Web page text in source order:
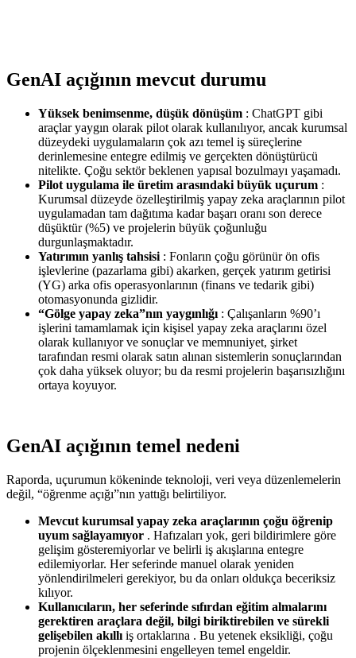
GenAI açığının mevcut durumu
Yüksek benimsenme, düşük dönüşüm : ChatGPT gibi
araçlar yaygın olarak pilot olarak kullanılıyor, ancak kurumsal
düzeydeki uygulamaların çok azı temel iş süreçlerine
derinlemesine entegre edilmiş ve gerçekten dönüştürücü
nitelikte. Çoğu sektör beklenen yapısal bozulmayı yaşamadı.
Pilot uygulama ile üretim arasındaki büyük uçurum :
Kurumsal düzeyde özelleştirilmiş yapay zeka araçlarının pilot
uygulamadan tam dağıtıma kadar başarı oranı son derece
düşüktür (%5) ve projelerin büyük çoğunluğu
durgunlaşmaktadır.
Yatırımın yanlış tahsisi : Fonların çoğu görünür ön ofis
işlevlerine (pazarlama gibi) akarken, gerçek yatırım getirisi
(YG) arka ofis operasyonlarının (finans ve tedarik gibi)
otomasyonunda gizlidir.
“Gölge yapay zeka”nın yaygınlığı : Çalışanların %90’ı
işlerini tamamlamak için kişisel yapay zeka araçlarını özel
olarak kullanıyor ve sonuçlar ve memnuniyet, şirket
tarafından resmi olarak satın alınan sistemlerin sonuçlarından
çok daha yüksek oluyor; bu da resmi projelerin başarısızlığını
ortaya koyuyor.
GenAI açığının temel nedeni
Raporda, uçurumun kökeninde teknoloji, veri veya düzenlemelerin
değil, “öğrenme açığı”nın yattığı belirtiliyor.
Mevcut kurumsal yapay zeka araçlarının çoğu öğrenip
uyum sağlayamıyor . Hafızaları yok, geri bildirimlere göre
gelişim gösteremiyorlar ve belirli iş akışlarına entegre
edilemiyorlar. Her seferinde manuel olarak yeniden
yönlendirilmeleri gerekiyor, bu da onları oldukça beceriksiz
kılıyor.
Kullanıcıların, her seferinde sıfırdan eğitim almalarını
gerektiren araçlara değil, bilgi biriktirebilen ve sürekli
gelişebilen akıllı iş ortaklarına . Bu yetenek eksikliği, çoğu
projenin ölçeklenmesini engelleyen temel engeldir.